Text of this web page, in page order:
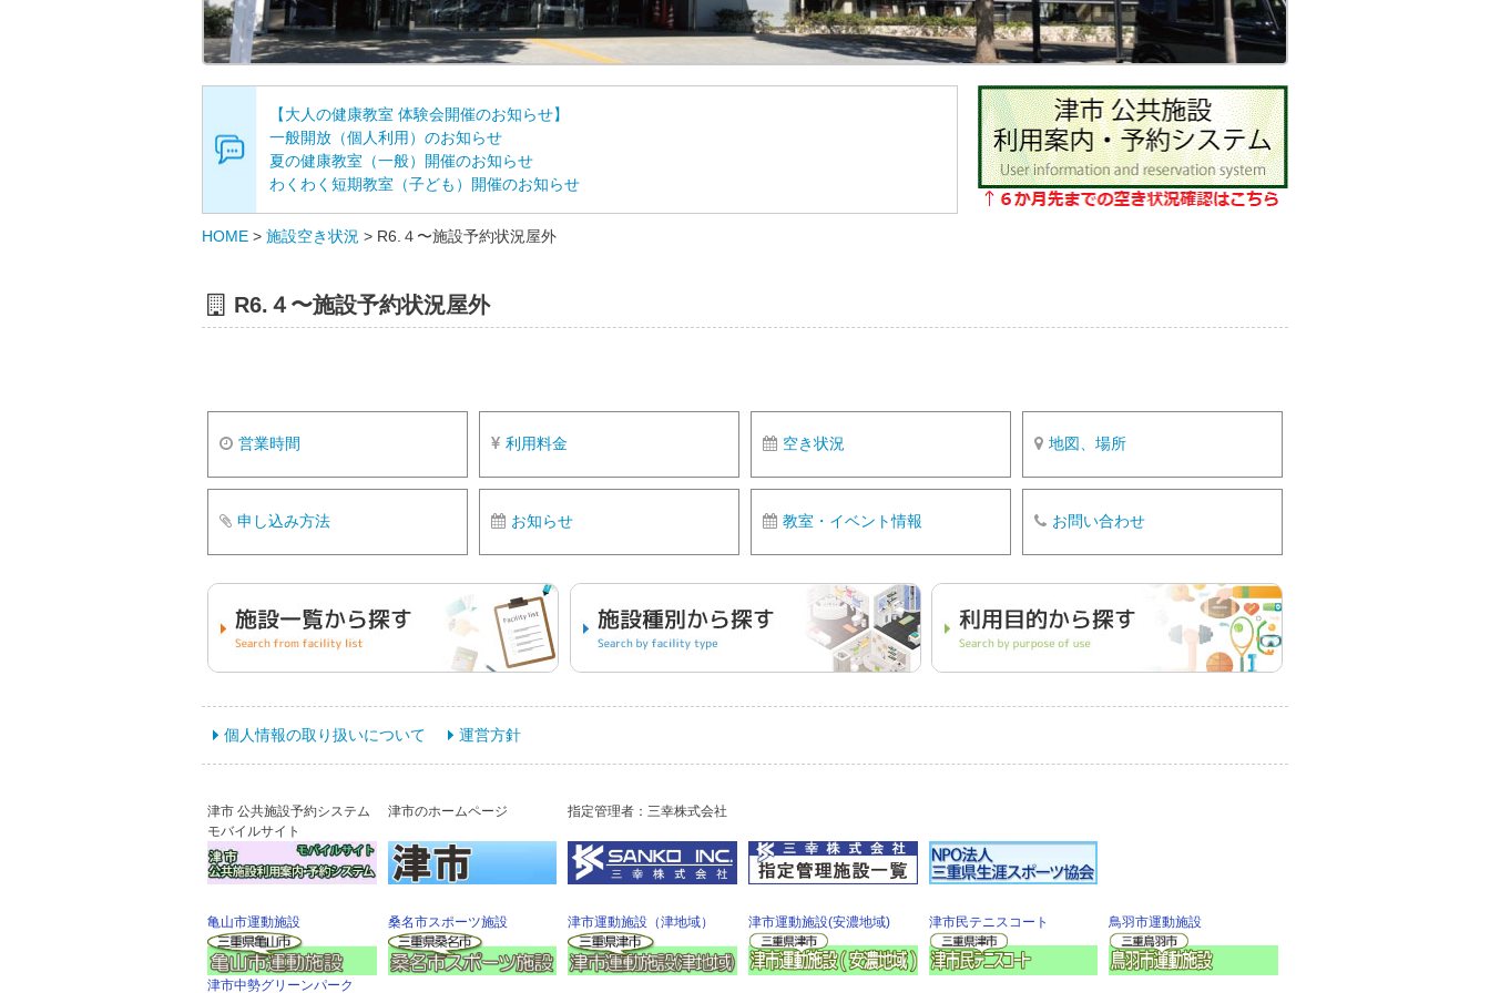
【大人の健康教室 体験会開催のお知らせ】
一般開放（個人利用）のお知らせ
夏の健康教室（一般）開催のお知らせ
わくわく短期教室（子ども）開催のお知らせ
HOME > 施設空き状況 > R6.４〜施設予約状況屋外
R6.４〜施設予約状況屋外
営業時間 利用料金 空き状況 地図、場所
申し込み方法 お知らせ 教室・イベント情報 お問い合わせ
個人情報の取り扱いについて 運営方針
津市 公共施設予約システム
モバイルサイト
津市のホームページ 指定管理者：三幸株式会社